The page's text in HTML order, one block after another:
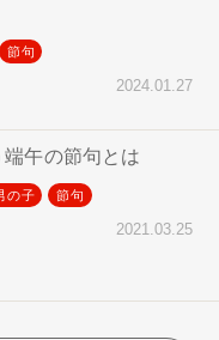
節句
2024.01.27
午の節句とは
の子 節句
2021.03.25